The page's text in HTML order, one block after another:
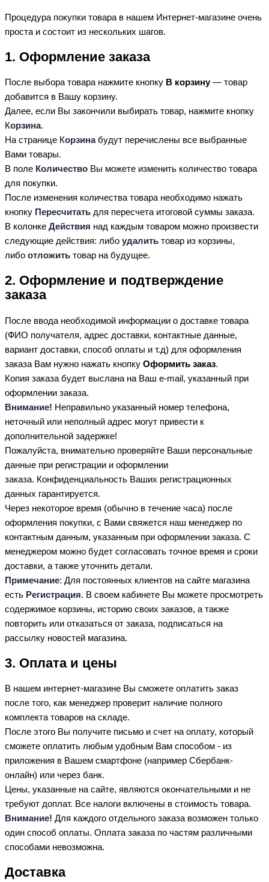
Процедура покупки товара в нашем Интернет-магазине очень
проста и состоит из нескольких шагов.
1. Оформление заказа
После выбора товара нажмите кнопку В корзину— товар
добавится в Вашу корзину.
Далее, если Вы закончили выбирать товар, нажмите кнопку
Корзина.
На странице Корзинабудут перечислены все выбранные
Вами товары.
В поле Количество Вы можете изменить количество товара
для покупки.
После изменения количества товара необходимо нажать
кнопку Пересчитать для пересчета итоговой суммы заказа.
В колонке Действия над каждым товаром можно произвести
следующие действия: либо удалить товар из корзины,
либо отложить товар на будущее.
2. Оформление и подтверждение
заказа
После ввода необходимой информации о доставке товара
(ФИО получателя, адрес доставки, контактные данные,
вариант доставки, способ оплаты и т.д) для оформления
заказа Вам нужно нажать кнопку Оформить заказ.
Копия заказа будет выслана на Ваш e-mail, указанный при
оформлении заказа.
Внимание! Неправильно указанный номер телефона,
неточный или неполный адрес могут привести к
дополнительной задержке!
Пожалуйста, внимательно проверяйте Ваши персональные
данные при регистрации и оформлении
заказа. Конфиденциальность Ваших регистрационных
данных гарантируется.
Через некоторое время (обычно в течение часа) после
оформления покупки, с Вами свяжется наш менеджер по
контактным данным, указанным при оформлении заказа. С
менеджером можно будет согласовать точное время и сроки
доставки, а также уточнить детали.
Примечание: Для постоянных клиентов на сайте магазина
есть Регистрация. В своем кабинете Вы можете просмотреть
содержимое корзины, историю своих заказов, а также
повторить или отказаться от заказа, подписаться на
рассылку новостей магазина.
3. Оплата и цены
В нашем интернет-магазине Вы сможете оплатить заказ
после того, как менеджер проверит наличие полного
комплекта товаров на складе.
После этого Вы получите письмо и счет на оплату, который
сможете оплатить любым удобным Вам способом - из
приложения в Вашем смартфоне (например Сбербанк-
онлайн) или через банк.
Цены, указанные на сайте, являются окончательными и не
требуют доплат. Все налоги включены в стоимость товара.
Внимание! Для каждого отдельного заказа возможен только
один способ оплаты. Оплата заказа по частям различными
способами невозможна.
Доставка